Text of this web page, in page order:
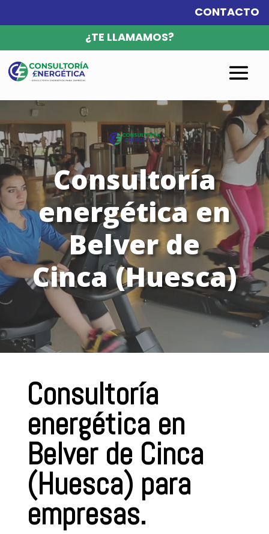
CONTACTO
¿TE LLAMAMOS?
Consultoría
energética en
Belver de
Cinca (Huesca)
Reproductor
de
Consultoría
energética en
Belver de Cinca
(Huesca) para
empresas.